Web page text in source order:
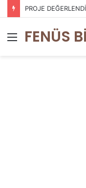
PROJE
Menü
FENÜS